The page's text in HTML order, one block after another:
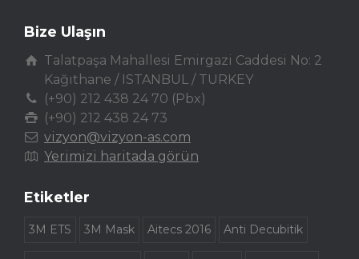
Bize Ulaşın
Talatpaşa Mahallesi Emirgazi Caddesi No: 2
Kağıthane / ISTANBUL / TURKEY
(+90) 212 438 24 70 (Pbx)
(+90) 212 438 24 73
vizyon@vizyon-as.com
Yerimizi haritada görün
Etiketler
3M ETS 3M Mask Aitecs 2016 Anti Decubitik